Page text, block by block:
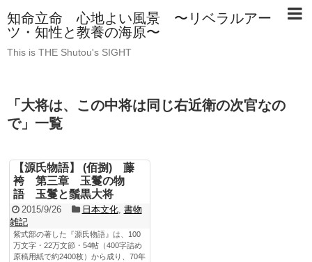
知命立命 心地よい風景 〜リベラルアー
ツ・知性と教養の海原〜
This is THE Shutou's SIGHT
「 大将は、この中将は同じ右近衛の次官なの
で」 一覧
【源氏物語】 (佰捌) 藤
袴 第三章 玉鬘の物
語 玉鬘と鬚黒大将
2015/9/26 日本文化, 書物
雑記
紫式部の著した『源氏物語』は、100
万文字・22万文節・54帖（400字詰め
原稿用紙で約2400枚）から成り、70年